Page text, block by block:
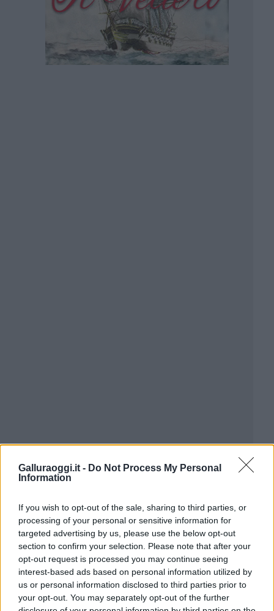
Galluraoggi.it - Do Not Process My Personal
Information
If you wish to opt-out of the sale, sharing to third parties, or
processing of your personal or sensitive information for
targeted advertising by us, please use the below opt-out
section to confirm your selection. Please note that after your
opt-out request is processed you may continue seeing
interest-based ads based on personal information utilized by
us or personal information disclosed to third parties prior to
your opt-out. You may separately opt-out of the further